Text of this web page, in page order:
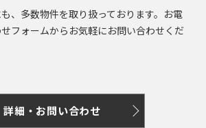
、多数物件を取り扱っております。お電
フォームからお気軽にお問い合わせくだ
詳細・お問い合わせ